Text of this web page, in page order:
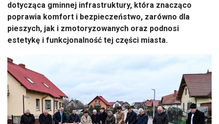
dotycząca gminnej infrastruktury, która znacząco
poprawia komfort i bezpieczeństwo, zarówno dla
pieszych, jak i zmotoryzowanych oraz podnosi
estetykę i funkcjonalność tej części miasta.